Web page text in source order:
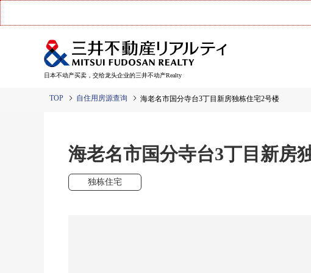
日本不动产买卖，交给龙头企业的三井不动产Realty
TOP 自住用房源查询 海老名市国分寺台3丁目新房独栋住宅2号楼
海老名市国分寺台3丁目新房
独栋住宅